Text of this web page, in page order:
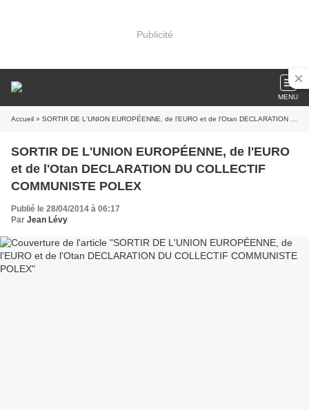
Publicité
MENU
Accueil » SORTIR DE L'UNION EUROPÉENNE, de l'EURO et de l'Otan DECLARATION DU COLLECTIF COMMUNISTE POLEX
SORTIR DE L'UNION EUROPÉENNE, de l'EURO
et de l'Otan DECLARATION DU COLLECTIF
COMMUNISTE POLEX
Publié le 28/04/2014 à 06:17
Par Jean Lévy